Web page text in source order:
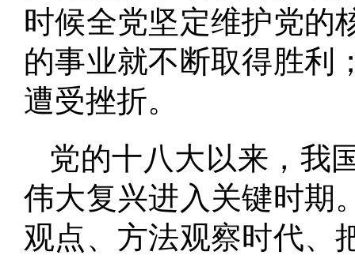
时候全党坚定维护党的
的事业就不断取得胜利
遭受挫折。
党的十八大以来，我
伟大复兴进入关键时期
观点、方法观察时代、